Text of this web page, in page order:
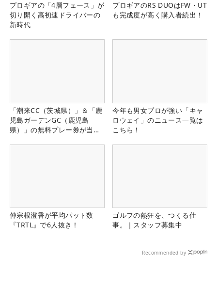
プロギアの「4層フェース」が
切り開く高初速ドライバーの
新時代
プロギアのRS DUOはFW・UT
も完成度が高く購入者続出！
「潮来CC（茨城県）」＆「鹿
児島ガーデンGC（鹿児島
県）」の無料プレー券が当た
今年も男女プロが強い「キャ
ロウェイ」のニュース一覧は
こちら！
仲宗根澄香が平均パット数
『TRTL』で6人抜き！
ゴルフの熱狂を、つくる仕
事。｜スタッフ募集中
Recommended by